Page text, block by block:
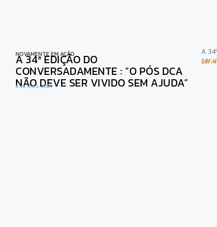
NOVAMENTE EM AÇÃO
A 34ª EDIÇÃO DO
CONVERSADAMENTE : “O PÓS DCA
NÃO DEVE SER VIVIDO SEM AJUDA”
6 de Julho, 2026
A
ser
Ler